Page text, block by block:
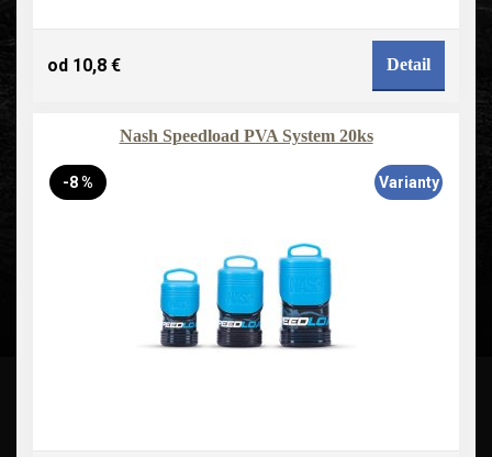
od 10,8 € Detail
Nash Speedload PVA System 20ks
-8 % Varianty